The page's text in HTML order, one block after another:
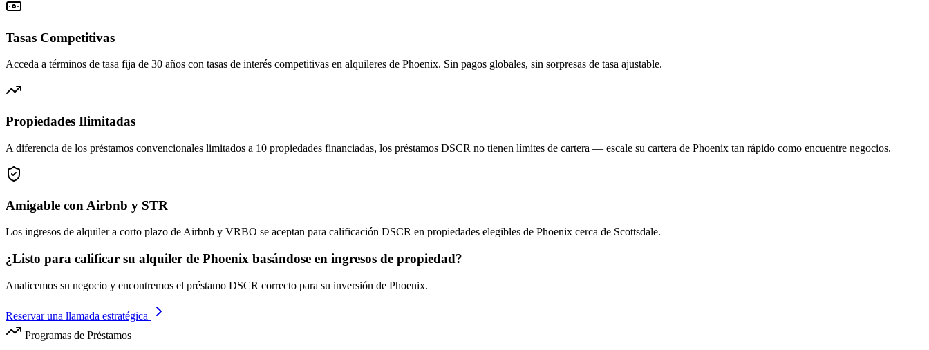
Tasas Competitivas
Acceda a términos de tasa fija de 30 años con tasas de interés competitivas en alquileres de Phoenix. Sin pagos globales, sin sorpresas de tasa ajustable.
Propiedades Ilimitadas
A diferencia de los préstamos convencionales limitados a 10 propiedades financiadas, los préstamos DSCR no tienen límites de cartera — escale su cartera de Phoenix tan rápido como encuentre negocios.
Amigable con Airbnb y STR
Los ingresos de alquiler a corto plazo de Airbnb y VRBO se aceptan para calificación DSCR en propiedades elegibles de Phoenix cerca de Scottsdale.
¿Listo para calificar su alquiler de Phoenix basándose en ingresos de propiedad?
Analicemos su negocio y encontremos el préstamo DSCR correcto para su inversión de Phoenix.
Reservar una llamada estratégica
Programas de Préstamos